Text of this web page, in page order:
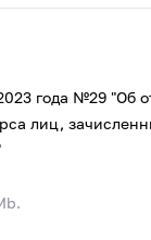
года №29 "Об
лиц,